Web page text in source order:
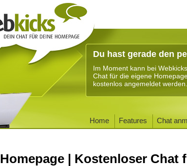
Du hast gerade den
Im Moment kann bei
Chat für die eigene
kostenlos angemeldet werden.
Home Features Chat
Homepage | Kostenloser Chat